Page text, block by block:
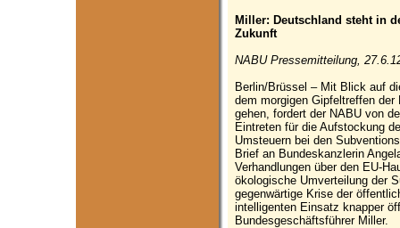
Miller: Deutschland steht in
Zukunft
NABU Pressemitteilung,
Berlin/Brüssel – Mit Blick auf
dem morgigen Gipfeltreffen
gehen, fordert der NABU von
Eintreten für die Aufstockung
Umsteuern bei den
Brief an Bundeskanzlerin
Verhandlungen über den EU-
ökologische Umverteilung der
gegenwärtige Krise der
intelligenten Einsatz knapper
Bundesgeschäftsführer Miller.